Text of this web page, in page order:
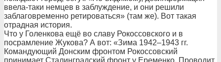
ввела-таки немцев в заблуждение, и они решили
заблаговременно ретироваться» (там же). Вот такая
отрадная история.
Что у Голенкова ещё во славу Рокоссовского и в
посрамление Жукова? А вот: «Зима 1942–1943 гг.
Командующий Донским фронтом Рокоссовский
принимает Сталинградский фронт у Еременко. Проводит